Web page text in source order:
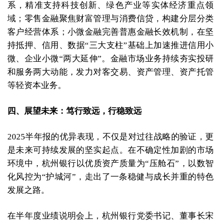
系，精准支持科技创新、绿色产业等实体经济重点领
域；零售金融聚焦财富管理与消费信贷，构建分层分类
客户经营体系；小微金融完善普惠金融长效机制，在坚
持抵押、信用、数据“三大支柱”基础上加速推进信用小
微、企业小微“两大延伸”。金融市场业务持续夯实投研
和服务两大动能，发力对客交易、资产管理、资产托管
等轻资本业务。
四、展望未来：笃行致远，行稳致远
2025半年报的优异表现，不仅是对过往战略的验证，更
是未来可持续发展的坚实起点。在不确定性加剧的市场
环境中，杭州银行以优质资产质量为“压舱石”，以数智
化风控为“护城河”，走出了一条稳健与成长并重的特色
发展之路。
在半年度业绩说明会上，杭州银行党委书记、董事长宋